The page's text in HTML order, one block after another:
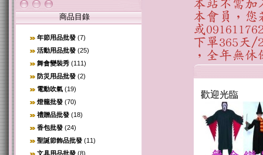
商品目錄
年節用品批發 (7)
活動用品批發 (25)
舞會變裝秀 (111)
防災用品批發 (2)
電動吹氣 (19)
燈籠批發 (70)
禮贈品批發 (18)
香包批發 (24)
聖誕節飾品批發 (11)
文具用品批發 (8)
歡迎光臨